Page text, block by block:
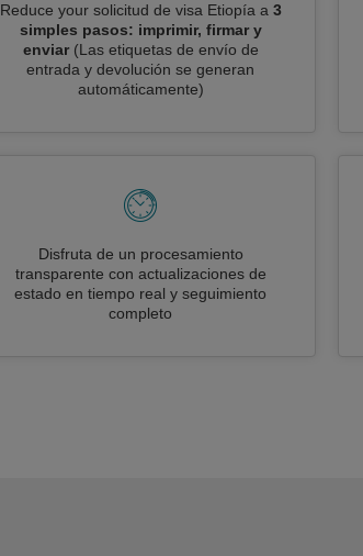
Reduce your solicitud de visa Etiopía a 3
simples pasos: imprimir, firmar y
enviar (Las etiquetas de envío de
entrada y devolución se generan
automáticamente)
Disfruta de un procesamiento
transparente con actualizaciones de
estado en tiempo real y seguimiento
completo